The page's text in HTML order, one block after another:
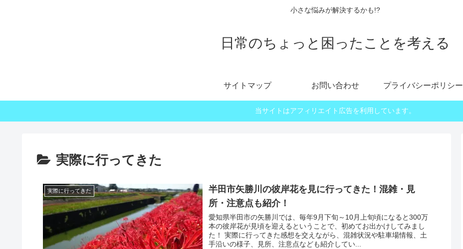
小さな悩みが解決するかも!?
日常のちょっと困ったことを考える
サイトマップ お問い合わせ プライバシーポリシー
当サイトはアフィリエイト広告を利用しています。
実際に行ってきた
実際に行ってきた
半田市矢勝川の彼岸花を見に行ってきた！混雑・見
所・注意点も紹介！
愛知県半田市の矢勝川では、毎年9月下旬～10月上旬頃になると300万
本の彼岸花が見頃を迎えるということで、初めてお出かけしてみまし
た！ 実際に行ってきた感想を交えながら、混雑状況や駐車場情報、土
手沿いの様子、見所、注意点なども紹介してい...